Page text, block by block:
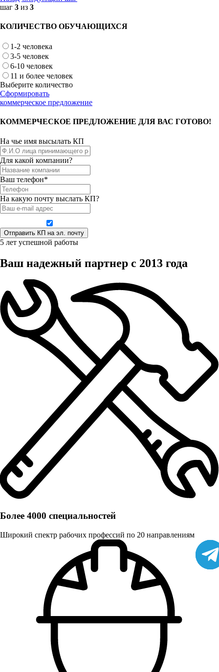
шаг 3 из 3
КОЛИЧЕСТВО ОБУЧАЮЩИХСЯ
1-2 человека
3-5 человек
6-10 человек
11 и более человек
Выберите количество
Сформировать
коммерческое предложение
КОММЕРЧЕСКОЕ ПРЕДЛОЖЕНИЕ ДЛЯ ВАС ГОТОВО!
На чье имя высылать КП
Для какой компании?
Ваш телефон*
На какую почту выслать КП?
5 лет успешной работы
Ваш надежный партнер с 2013 года
Более 4000 специальностей
Широкий спектр рабочих профессий по 20 направлениям